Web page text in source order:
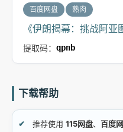
百度网盘 熟肉
《伊朗揭幕：挑战阿亚
提取码： qpnb
下载帮助
推荐使用 115网盘、 百度